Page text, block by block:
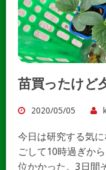
苗買ったけど
2020/05/05
今日は研究する気
ごして10時過ぎか
位かかった。3日間